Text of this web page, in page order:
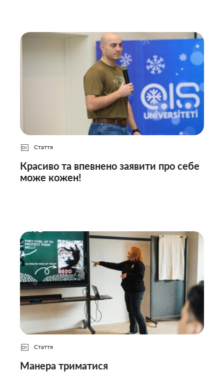
Стаття
Красиво та впевнено заявити про себе
може кожен!
Стаття
Манера триматися